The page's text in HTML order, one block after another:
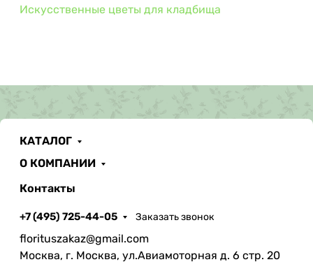
Искусственные цветы для кладбища
КАТАЛОГ
О КОМПАНИИ
Контакты
+7 (495) 725-44-05 Заказать звонок
florituszakaz@gmail.com
Москва, г. Москва, ул.Авиамоторная д. 6 стр. 20